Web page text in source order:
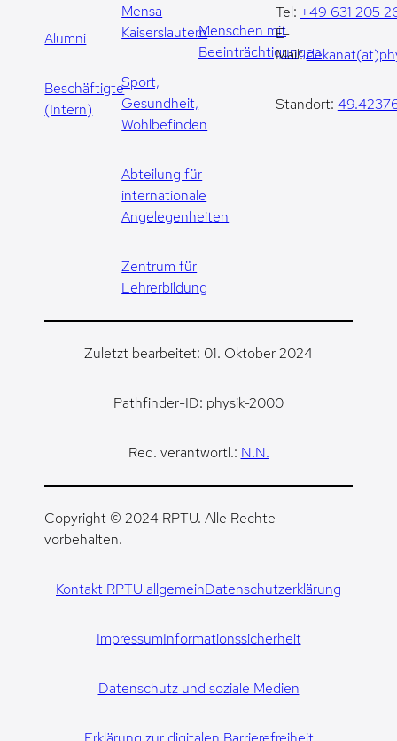
Alumni
Beschäftigte
(Intern)
Mensa
Kaiserslautern
Sport,
Gesundheit,
Wohlbefinden
Abteilung für
internationale
Angelegenheiten
Zentrum für
Lehrerbildung
Menschen mit
Beeinträchtigungen
Tel: +49 631 205
E-
Mail:
Standort:
Zuletzt bearbeitet: 01. Oktober 2024
Pathfinder-ID: physik-2000
Red. verantwortl.: N.N.
Copyright © 2024 RPTU. Alle Rechte
vorbehalten.
Kontakt RPTU allgemeinDatenschutzerklärung
ImpressumInformationssicherheit
Datenschutz und soziale Medien